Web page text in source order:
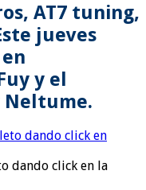
AT7 tuning,
jueves
y el
Neltume.
dando click en la